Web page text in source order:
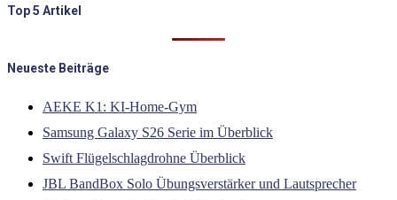
Top 5 Artikel
Neueste Beiträge
AEKE K1: KI-Home-Gym
Samsung Galaxy S26 Serie im Überblick
Swift Flügelschlagdrohne Überblick
JBL BandBox Solo Übungsverstärker und Lautsprecher